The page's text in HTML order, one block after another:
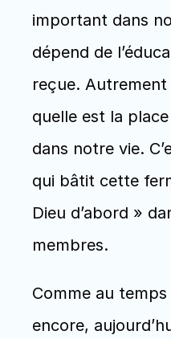
important dans
dépend de
reçue. Autrement
quelle est la
dans notre vie.
qui bâtit cette
Dieu d’abord »
membres.
Comme au
encore,